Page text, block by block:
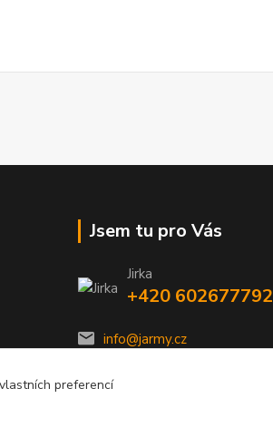
Jsem tu pro Vás
Jirka
+420 602677792
info@jarmy.cz
preferencí